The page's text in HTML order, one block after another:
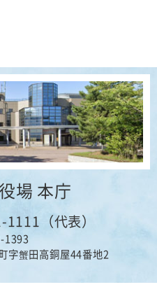
場 本庁
（代表）
1393
字蟹田高銅屋44番地2